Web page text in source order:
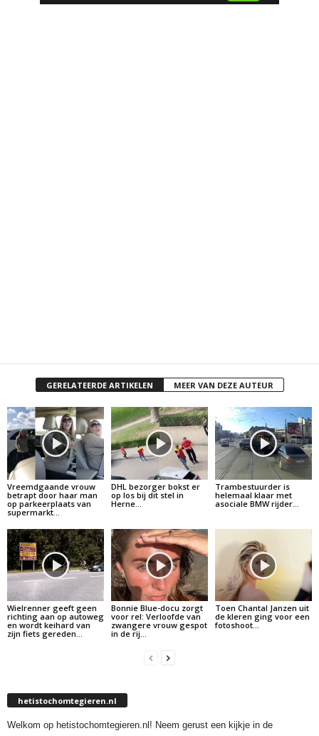
GERELATEERDE ARTIKELEN MEER VAN DEZE AUTEUR
Vreemdgaande vrouw
betrapt door haar man
op parkeerplaats van
supermarkt…
DHL bezorger bokst er
op los bij dit stel in
Herne…
Trambestuurder is
helemaal klaar met
asociale BMW rijder…
Wielrenner geeft geen
richting aan op autoweg
en wordt keihard van
zijn fiets gereden…
Bonnie Blue-docu zorgt
voor rel: Verloofde van
zwangere vrouw gespot
in de rij…
Toen Chantal Janzen uit
de kleren ging voor een
fotoshoot…
hetistochomtegieren.nl
Welkom op hetistochomtegieren.nl! Neem gerust een kijkje in de